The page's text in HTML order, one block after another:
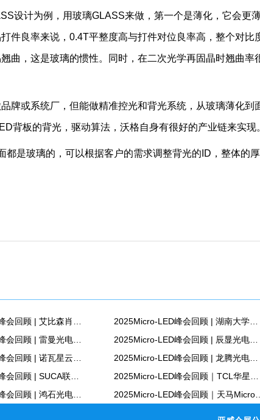
设计为例，用玻璃GLASS来做，第一个是薄化，它会更薄
件良率来说，0.4T平整度高与打件对位良率高，整个对比
曲，这是玻璃的惯性。同时，在二次光学再固晶时翘曲率
牌或系统厂，但能做精准控光和背光系统，从玻璃薄化到
背板的背光，驱动算法，沃格自身有很好的产业链来实现
是玻璃的，可以根据客户的需求调整背光的ID，整体的